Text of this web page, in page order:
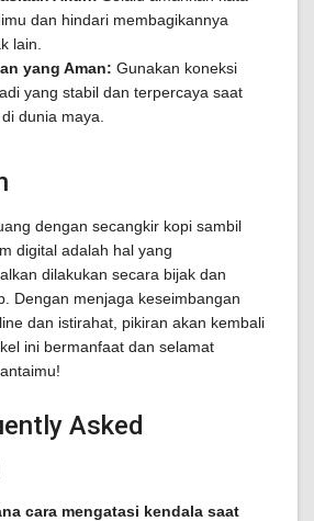
dan hindari membagikannya
lain.
yang Aman: Gunakan koneksi
yang stabil dan terpercaya saat
dunia maya.
dengan secangkir kopi sambil
digital adalah hal yang
dilakukan secara bijak dan
Dengan menjaga keseimbangan
dan istirahat, pikiran akan kembali
ini bermanfaat dan selamat
Asked
cara mengatasi kendala saat